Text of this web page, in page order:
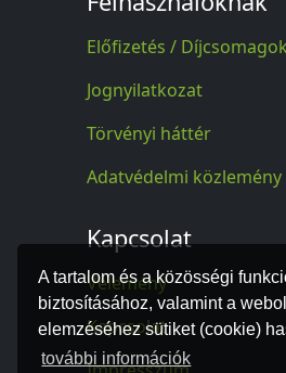
A tartalom és a közösségi
biztosításához, valamint a
elemzéséhez sütiket (cookie)
további információk
Előfizetés / Díjcsomagok
Jognyilatkozat
Törvényi háttér
Adatvédelmi közlemény
Kapcsolat
Vélemény
Kapcsolat